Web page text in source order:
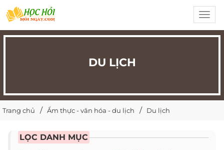
DU LỊCH
Trang chủ Ẩm thực - văn hóa - du lịch Du lịch
LỌC DANH MỤC